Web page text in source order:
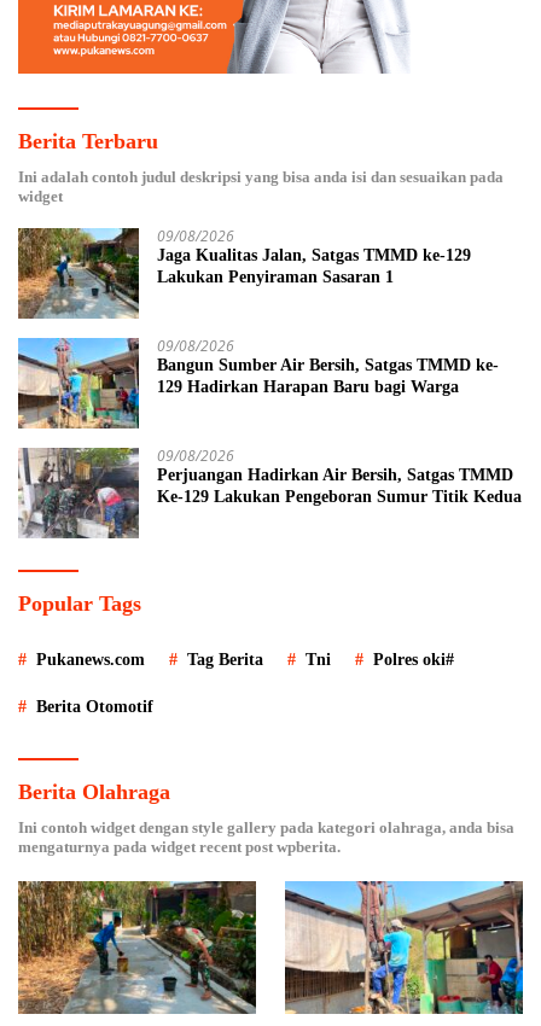
Berita Terbaru
Ini adalah contoh judul deskripsi yang bisa anda isi dan sesuaikan pada
widget
09/08/2026
Jaga Kualitas Jalan, Satgas TMMD ke-129
Lakukan Penyiraman Sasaran 1
09/08/2026
Bangun Sumber Air Bersih, Satgas TMMD ke-
129 Hadirkan Harapan Baru bagi Warga
09/08/2026
Perjuangan Hadirkan Air Bersih, Satgas TMMD
Ke-129 Lakukan Pengeboran Sumur Titik Kedua
Popular Tags
Pukanews.com Tag Berita Tni Polres oki#
Berita Otomotif
Berita Olahraga
Ini contoh widget dengan style gallery pada kategori olahraga, anda bisa
mengaturnya pada widget recent post wpberita.